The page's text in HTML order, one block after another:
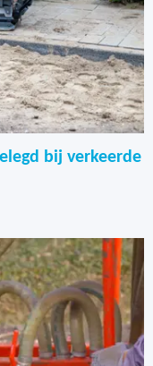
bij verkeerde